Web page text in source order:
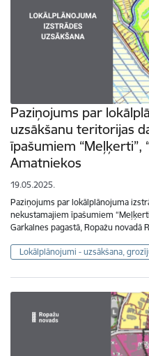
Paziņojums par
uzsākšanu teritorijas
īpašumiem “Meļķerti”,
Amatniekos
19.05.2025.
Paziņojums par lokālplānojuma
nekustamajiem īpašumiem
Garkalnes pagastā, Ropažu novadā
Lokālplānojumi - uzsākšana,